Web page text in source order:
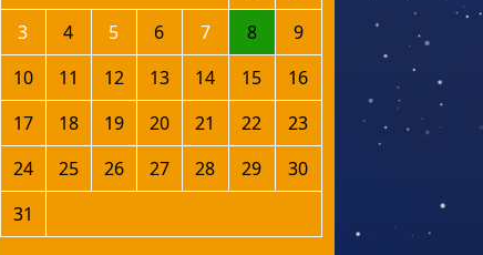
3
4 5 6 7 8
9
10
11 12 13 14 15
16
17
18 19 20 21 22
23
24
25 26 27 28 29
30
31